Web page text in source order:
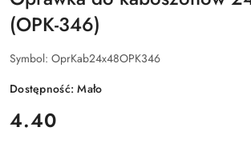
(OPK-346)
Symbol: OprKab24x48OPK346
Dostępność:Mało
cena:
4.40